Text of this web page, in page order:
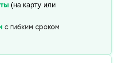
(на карту или
с гибким сроком